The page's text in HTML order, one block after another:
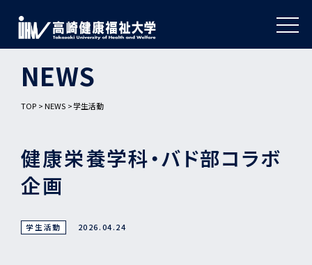
NEWS
TOP NEWS 学生活動
健康栄養学科・バド部コラボ
企画
学生活動 2026.04.24